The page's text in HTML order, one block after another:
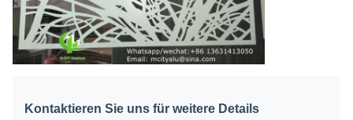
Kontaktieren Sie uns für weitere Details